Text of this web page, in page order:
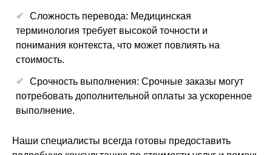
Сложность перевода: Медицинская
терминология требует высокой точности и
понимания контекста, что может повлиять на
стоимость.
Срочность выполнения: Срочные заказы могут
потребовать дополнительной оплаты за ускоренное
выполнение.
Наши специалисты всегда готовы предоставить